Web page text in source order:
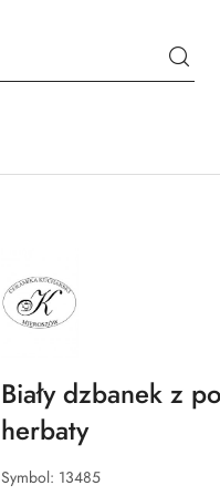
MIEROSZÓW
Biały dzbanek z
herbaty
Symbol: 13485